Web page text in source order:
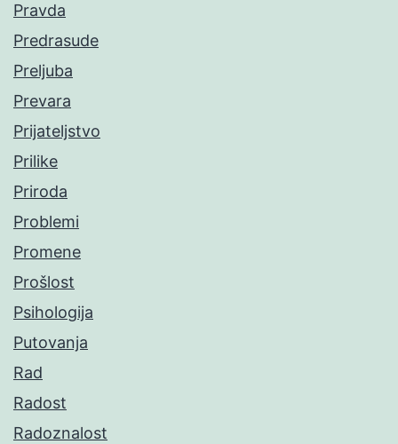
Pravda
Predrasude
Preljuba
Prevara
Prijateljstvo
Prilike
Priroda
Problemi
Promene
Prošlost
Psihologija
Putovanja
Rad
Radost
Radoznalost